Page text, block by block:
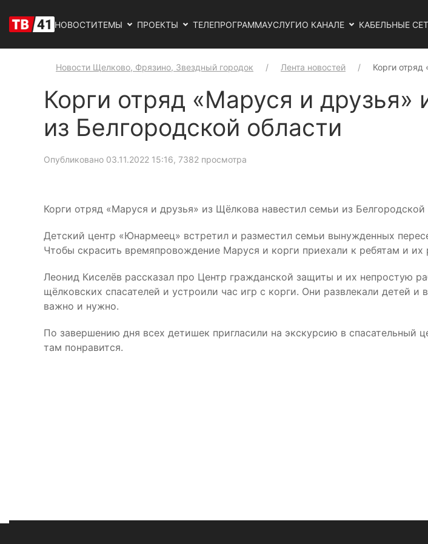
НОВОСТИТЕМЫ ПРОЕКТЫ ТЕЛЕПРОГРАММАУСЛУГИО КАНАЛЕ КАБЕЛЬНЫЕ
Новости Щелково, Фрязино, Звездный городок Лента новостей Корги
Корги отряд «Маруся и
из Белгородской области
Опубликовано 03.11.2022 15:16, 7382 просмотра
Корги отряд «Маруся и друзья» из Щёлкова навестил семьи из Белгородской
Детский центр «Юнармеец» встретил и разместил семьи вынужденных
Чтобы скрасить времяпровождение Маруся и корги приехали к ребятам и их
Леонид Киселёв рассказал про Центр гражданской защиты и их непростую
щёлковских спасателей и устроили час игр с корги. Они развлекали детей
важно и нужно.
По завершению дня всех детишек пригласили на экскурсию в спасательный
там понравится.